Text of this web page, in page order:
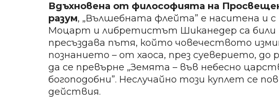
Вдъхновена от философията на
разум, „Вълшебната флейта” е наситена и с
Моцарт и либретистът Шиканедер са били
пресъздава пътя, който човечеството
познанието – от хаоса, през суеверието, до
да се превърне „Земята – във небесно
богоподобни”. Неслучайно този куплет се
действия.